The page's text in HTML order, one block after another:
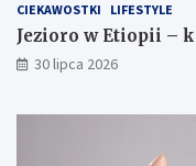
CIEKAWOSTKI LIFESTYLE
Jezioro w Etiopii –
30 lipca 2026